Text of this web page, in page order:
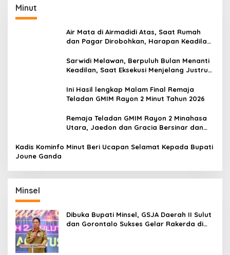
Minut
Air Mata di Airmadidi Atas, Saat Rumah
dan Pagar Dirobohkan, Harapan Keadilan
Sarwidi Melawan, Berpuluh Bulan Menanti
Keadilan, Saat Eksekusi Menjelang Justru
Ini Hasil lengkap Malam Final Remaja
Teladan GMIM Rayon 2 Minut Tahun 2026
Remaja Teladan GMIM Rayon 2 Minahasa
Utara, Jaedon dan Gracia Bersinar dan
Kadis Kominfo Minut Beri Ucapan Selamat Kepada Bupati
Joune Ganda
Minsel
Dibuka Bupati Minsel, GSJA Daerah II Sulut
dan Gorontalo Sukses Gelar Rakerda di